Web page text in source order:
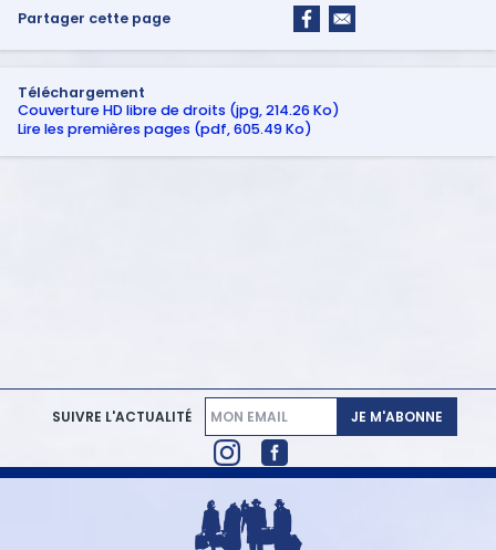
Partager cette page
Téléchargement
Couverture HD libre de droits (jpg, 214.26 Ko)
Lire les premières pages (pdf, 605.49 Ko)
SUIVRE L'ACTUALITÉ JE M'ABONNE